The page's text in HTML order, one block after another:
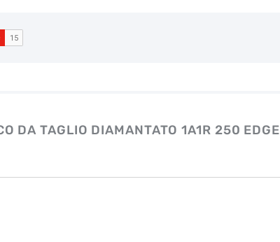
DA TAGLIO DIAMANTATO 1A1R 250 EDGE